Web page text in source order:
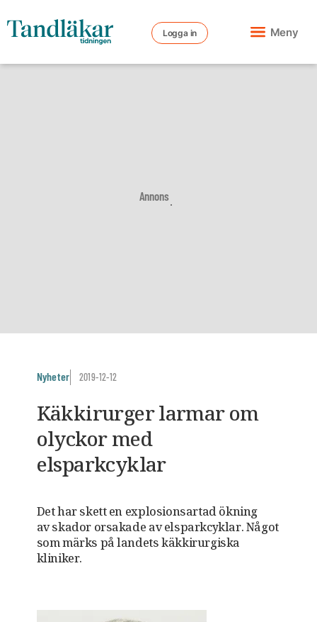
Logga in Meny
Annons
Nyheter 2019-12-12
Käkkirurger larmar om
olyckor med
elsparkcyklar
Det har skett en explosionsartad ökning
av skador orsakade av elsparkcyklar. Något
som märks på landets käkkirurgiska
kliniker.